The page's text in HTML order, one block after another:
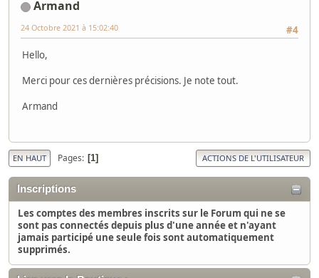
Inscriptions
Les comptes des membres inscrits sur le Forum qui ne se
sont pas connectés depuis plus d'une année et n'ayant
jamais participé une seule fois sont automatiquement
supprimés.
Armand
#4
24 Octobre 2021 à 15:02:40
Hello,
Merci pour ces dernières précisions. Je note tout.
Armand
EN HAUT Pages 1 ACTIONS DE L'UTILISATEUR